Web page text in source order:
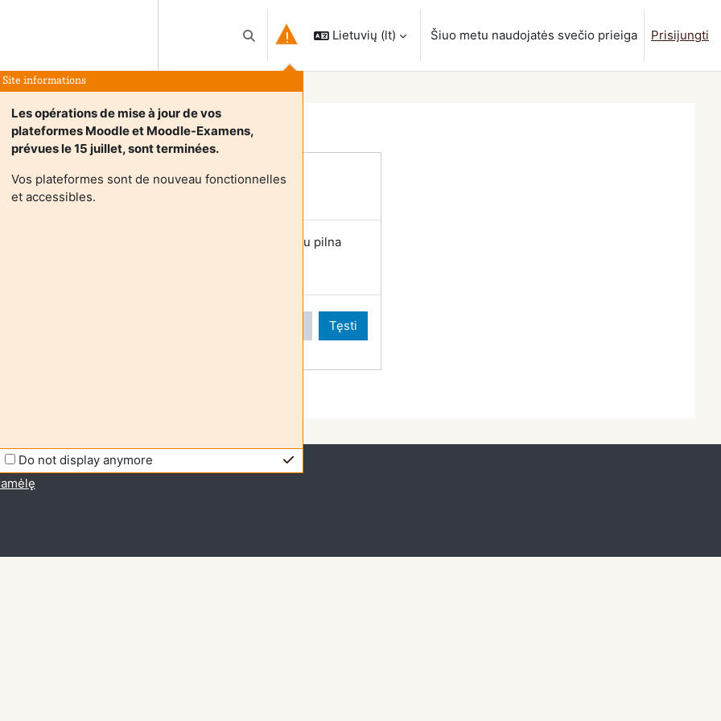
Perjungti paieškos įvestį
Site informations
Les opérations de mise à jour de vos
plateformes Moodle et Moodle-Examens,
prévues le 15 juillet, sont terminées.
Vos plateformes sont de nouveau fonctionnelles
et accessibles.
Do not display anymore
Lietuvių ‎(lt)‎ Šiuo metu naudojatės svečio prieiga Prisijungti
required
negali pasiekti naudotojo profilio. Prisijunkite su pilna
paskyra, kad tęsti.
Tęsti
prieiga (Prisijungti)